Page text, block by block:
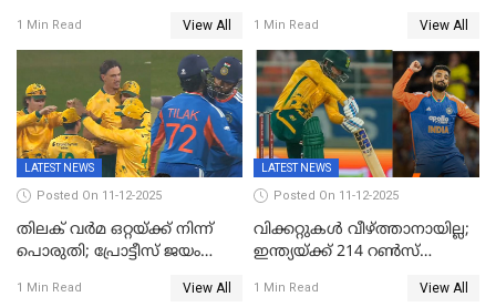
കോടിക്ക് ഡൽഹിയിൽ;
മലയാളി താരം വിഘ്നേഷ്
പുത്തുർ രാജസ്ഥാനിൽ
1 Min Read View All
ബംഗളൂരുവില്‍; ക്വിന്റണ്‍ ഡി
കോക്ക് മുംബൈ
ഇന്ത്യന്‍സില്‍; 25കോടിക്ക്
കാമറൂൺ ഗ്രീൻ
കൊൽക്കത്തയിൽ
1 Min Read View All
LATEST NEWS
Posted On 11-12-2025
തിലക് വർമ ഒറ്റയ്ക്ക് നിന്ന്
പൊരുതി; പ്രോട്ടീസ് ജയം
1 Min Read View All
LATEST NEWS
Posted On 11-12-2025
വിക്കറ്റുകൾ വീഴ്ത്താനായില്ല;
ഇന്ത്യയ്ക്ക് 214 റൺസ്
ഡികോക്ക് കസറി
1 Min Read View All